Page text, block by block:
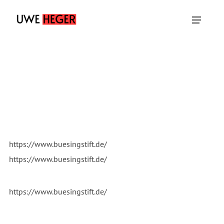
https://www.buesingstift.de/
https://www.buesingstift.de/
https://www.buesingstift.de/